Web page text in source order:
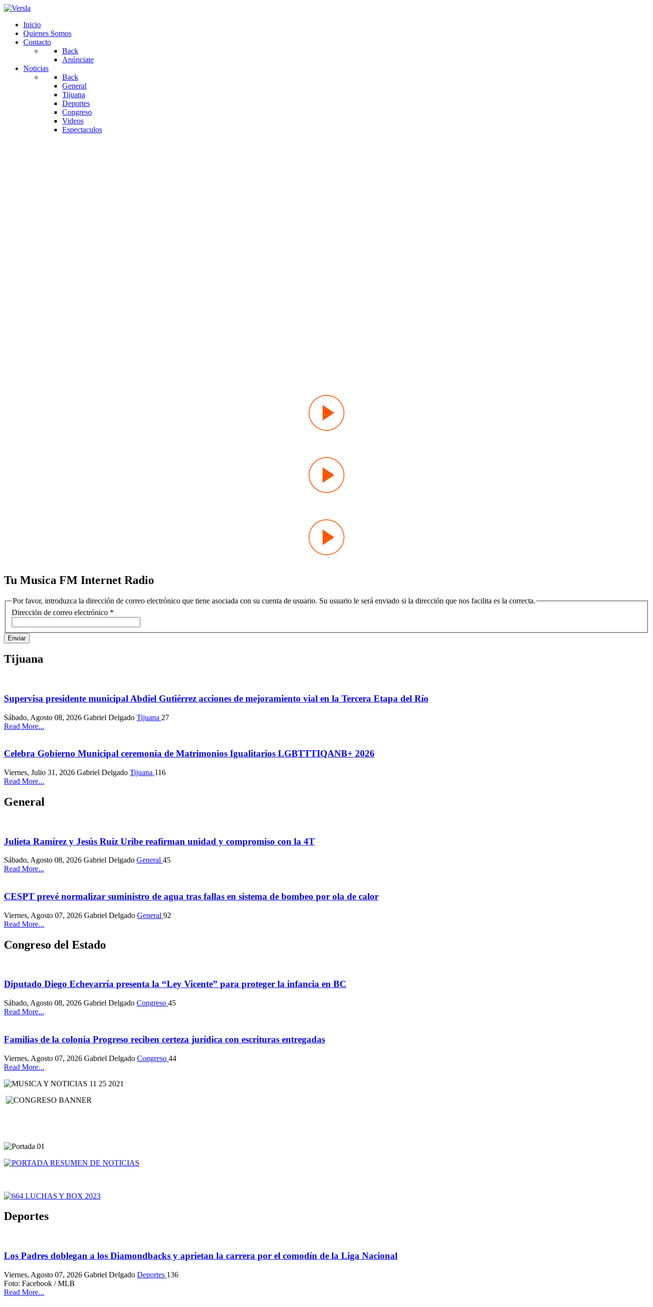
Inicio
Quienes Somos
Contacto
Back
Anúnciate
Noticias
Back
General
Tijuana
Deportes
Congreso
Videos
Espectaculos
Tu Musica FM Internet Radio
Por favor, introduzca la dirección de correo electrónico que tiene asociada con su cuenta de usuario. Su usuario le será enviado si la dirección que nos facilita es la correcta.
Dirección de correo electrónico *
Enviar
Tijuana
Supervisa presidente municipal Abdiel Gutiérrez acciones de mejoramiento vial en la Tercera Etapa del Río
Sábado, Agosto 08, 2026 Gabriel Delgado Tijuana 27
Read More...
Celebra Gobierno Municipal ceremonia de Matrimonios Igualitarios LGBTTTIQANB+ 2026
Viernes, Julio 31, 2026 Gabriel Delgado Tijuana 116
Read More...
General
Julieta Ramírez y Jesús Ruiz Uribe reafirman unidad y compromiso con la 4T
Sábado, Agosto 08, 2026 Gabriel Delgado General 45
Read More...
CESPT prevé normalizar suministro de agua tras fallas en sistema de bombeo por ola de calor
Viernes, Agosto 07, 2026 Gabriel Delgado General 92
Read More...
Congreso del Estado
Diputado Diego Echevarría presenta la “Ley Vicente” para proteger la infancia en BC
Sábado, Agosto 08, 2026 Gabriel Delgado Congreso 45
Read More...
Familias de la colonia Progreso reciben certeza jurídica con escrituras entregadas
Viernes, Agosto 07, 2026 Gabriel Delgado Congreso 44
Read More...
Deportes
Los Padres doblegan a los Diamondbacks y aprietan la carrera por el comodín de la Liga Nacional
Viernes, Agosto 07, 2026 Gabriel Delgado Deportes 136
Foto: Facebook / MLB
Read More...